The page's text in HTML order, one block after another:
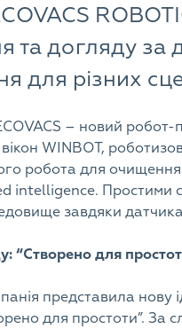
та догляду за
для різних
– новий робот-
WINBOT,
робота для
intelligence. Простими
завдяки
“Створено для
представила нову
для простоти”. За